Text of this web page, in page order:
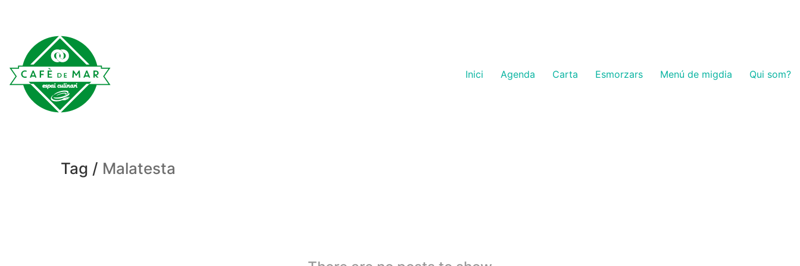
Inici Agenda Carta Esmorzars Menú de migdia Qui som?
Tag / Malatesta